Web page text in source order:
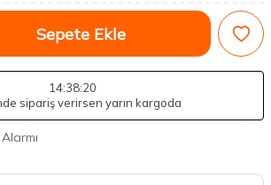
Sepete Ekle
14:38:19
sipariş verirsen yarın kargoda